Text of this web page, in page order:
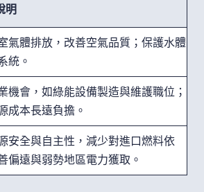
明
氣體排放，改善空氣品質；保護水體
統。
機會，如綠能設備製造與維護職位；
成本長遠負擔。
安全與自主性，減少對進口燃料依
偏遠與弱勢地區電力獲取。